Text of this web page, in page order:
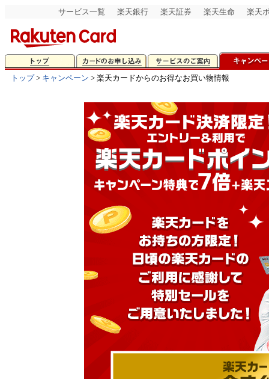
サービス一覧 楽天銀行 楽天証券 楽天生命 楽天
トップ> キャンペーン > 楽天カードからのお得なお買い物情報